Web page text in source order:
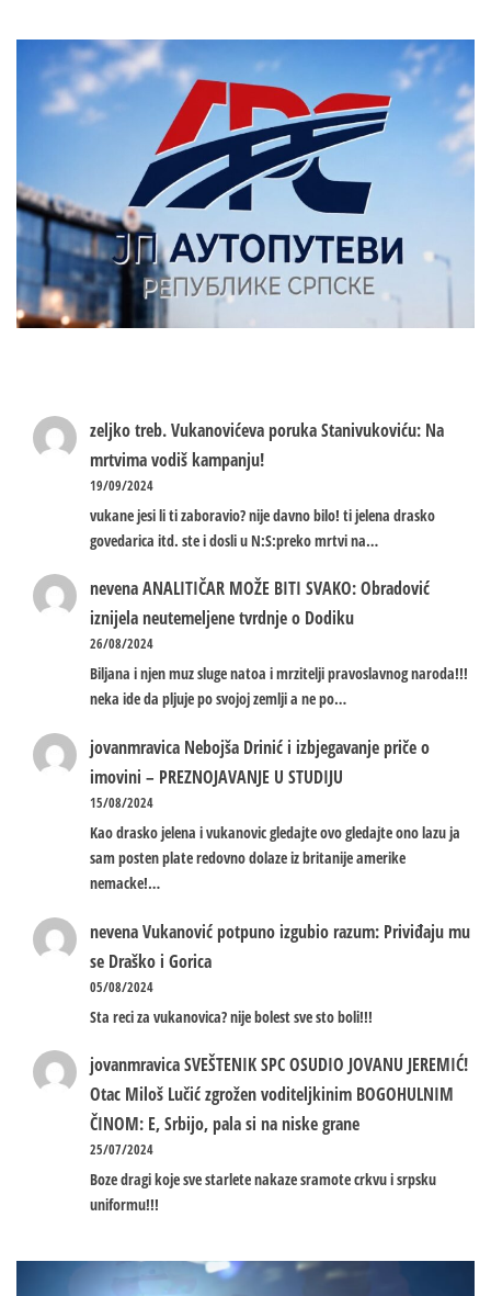
zeljko treb.Vukanovićeva poruka Stanivukoviću: Na
mrtvima vodiš kampanju!
19/09/2024
vukane jesi li ti zaboravio? nije davno bilo! ti jelena drasko
govedarica itd. ste i dosli u N:S:preko mrtvi na…
nevenaANALITIČAR MOŽE BITI SVAKO: Obradović
iznijela neutemeljene tvrdnje o Dodiku
26/08/2024
Biljana i njen muz sluge natoa i mrzitelji pravoslavnog naroda!!!
neka ide da pljuje po svojoj zemlji a ne po…
jovanmravica Nebojša Drinić i izbjegavanje priče o
imovini – PREZNOJAVANJE U STUDIJU
15/08/2024
Kao drasko jelena i vukanovic gledajte ovo gledajte ono lazu ja
sam posten plate redovno dolaze iz britanije amerike
nemacke!…
nevenaVukanović potpuno izgubio razum: Priviđaju mu
se Draško i Gorica
05/08/2024
Sta reci za vukanovica? nije bolest sve sto boli!!!
jovanmravicaSVEŠTENIK SPC OSUDIO JOVANU JEREMIĆ!
Otac Miloš Lučić zgrožen voditeljkinim BOGOHULNIM
ČINOM: E, Srbijo, pala si na niske grane
25/07/2024
Boze dragi koje sve starlete nakaze sramote crkvu i srpsku
uniformu!!!